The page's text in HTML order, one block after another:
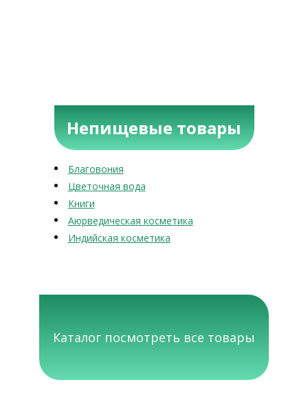
Непищевые товары
Благовония
Цветочная вода
Книги
Аюрведическая косметика
Индийская косметика
Каталог посмотреть все товары